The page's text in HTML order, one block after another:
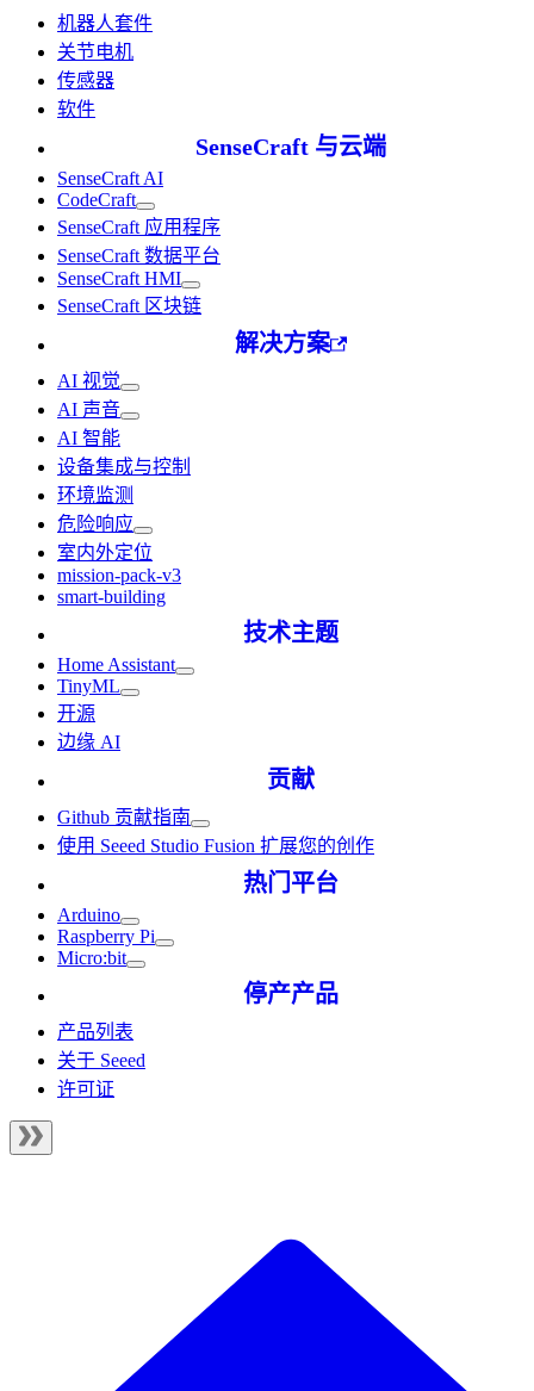
机器人套件
关节电机
传感器
软件
SenseCraft 与云端
SenseCraft AI
CodeCraft
SenseCraft 应用程序
SenseCraft 数据平台
SenseCraft HMI
SenseCraft 区块链
解决方案
AI 视觉
AI 声音
AI 智能
设备集成与控制
环境监测
危险响应
室内外定位
mission-pack-v3
smart-building
技术主题
Home Assistant
TinyML
开源
边缘 AI
贡献
Github 贡献指南
使用 Seeed Studio Fusion 扩展您的创作
热门平台
Arduino
Raspberry Pi
Micro:bit
停产产品
产品列表
关于 Seeed
许可证